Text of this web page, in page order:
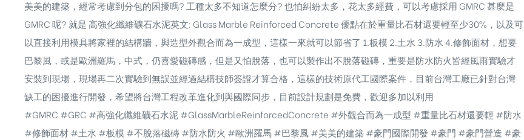
美美的建築，經常考慮到分包的困擾嗎? 工種太多不知道怎麼分? 也怕糾紛太多，花太多經費，可以考慮採用 GMRC 甚麼是
GMRC 呢? 就是 高強化纖維礦石水泥英文: Glass Marble Reinforced Concrete 優點在於重量比石材還要輕至少30%，以及可
以直接利用模具將家裡的結構牆，與造型外觀合而為一成型，這樣一來就可以節省了 1.板模 2.土水 3.防水 4.修飾面材，想要
巴黎風，或是歐洲羅馬，中式，仍喜愛磁磚感，但是又怕脫落，也可以製作出不脫落磁磚，重要是防水防火皆經風雨實驗才
安裝到現場，現場再二次實驗到無誤並經過結構技師簽證才算合格，這樣的技術原代工國際案件，目前台灣工廠已針對台灣
缺工的困擾進行開發，希望將台灣工程改革進化到與國際同步，目前設計規劃是免費，歡迎多加以利用
#GMRC #GRC #高強化纖維礦石水泥 #GlassMarbleReinforcedConcrete #外觀合而為一成型 #重量比石材還要輕 #防水
#修飾面材 #土水 #板模 #不脫落磁磚 #防水防火 #歐洲羅馬 #巴黎風 #美美的建築 #豪門國際開發 #豪門 #豪門營造 #豪